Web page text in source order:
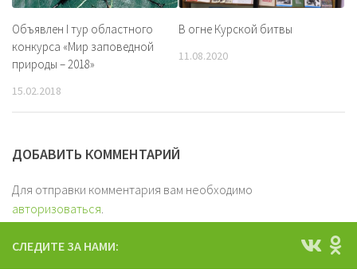
Объявлен I тур областного
конкурса «Мир заповедной
природы – 2018»
15.02.2018
В огне Курской битвы
11.08.2020
ДОБАВИТЬ КОММЕНТАРИЙ
Для отправки комментария вам необходимо
авторизоваться
СЛЕДИТЕ ЗА НАМИ: